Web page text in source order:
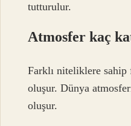
tutturulur.
Atmosfer kaç
Farklı niteliklere sahip
oluşur. Dünya
oluşur.